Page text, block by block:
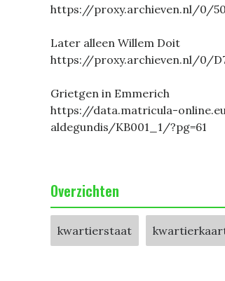
https://proxy.archieven.nl/0/
Later alleen Willem Doit
https://proxy.archieven.nl/0/
Grietgen in Emmerich
https://data.matricula-
aldegundis/KB001_1/?pg=61
Overzichten
kwartierstaat